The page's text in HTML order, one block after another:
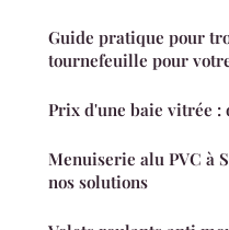
Guide pratique pour
tournefeuille pour
Prix d'une baie vitrée :
Menuiserie alu PVC à
nos solutions